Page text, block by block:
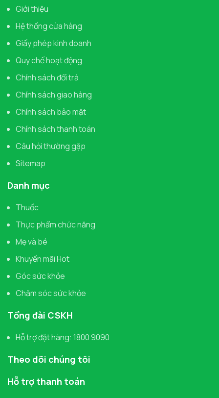
Giới thiệu
Hệ thống cửa hàng
Giấy phép kinh doanh
Quy chế hoạt động
Chính sách đổi trả
Chính sách giao hàng
Chính sách bảo mật
Chính sách thanh toán
Câu hỏi thường gặp
Sitemap
Danh mục
Thuốc
Thực phẩm chức năng
Mẹ và bé
Khuyến mãi Hot
Góc sức khỏe
Chăm sóc sức khỏe
Tổng đài CSKH
Hỗ trợ đặt hàng: 1800 9090
Theo dõi chúng tôi
Hỗ trợ thanh toán